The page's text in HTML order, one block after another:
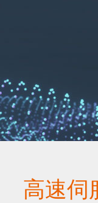
高速伺